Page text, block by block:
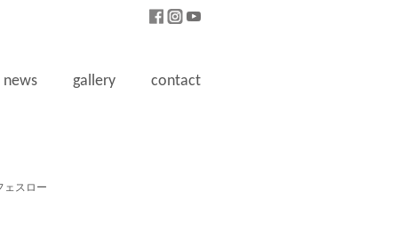
news gallery contact
ェスロー